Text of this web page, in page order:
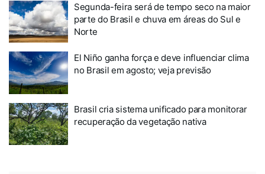
Segunda-feira será de tempo seco na maior
parte do Brasil e chuva em áreas do Sul e
Norte
El Niño ganha força e deve influenciar clima
no Brasil em agosto; veja previsão
Brasil cria sistema unificado para monitorar
recuperação da vegetação nativa